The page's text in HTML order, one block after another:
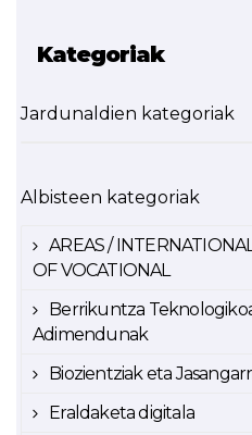
Kategoriak
Jardunaldien kategoriak
Albisteen kategoriak
AREAS /
OF VOCATIONAL
Berrikuntza
Adimendunak
Biozientziak eta
Eraldaketa digitala